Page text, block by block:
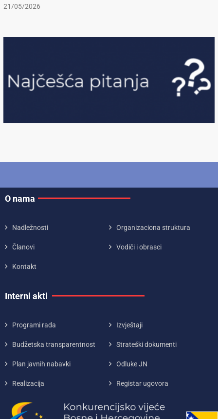
21/05/2026
O nama
Nadležnosti Organizaciona struktura
Članovi Vodiči i obrasci
Kontakt
Interni akti
Programi rada Izvještaji
Budžetska transparentnost Strateški dokumenti
Plan javnih nabavki Odluke JN
Realizacija Registar ugovora